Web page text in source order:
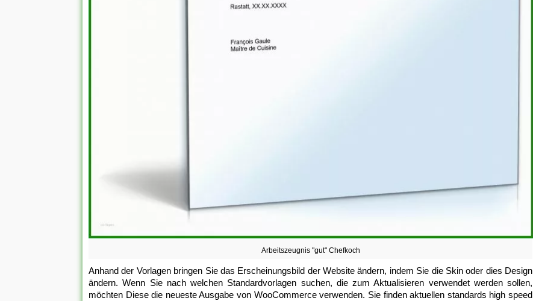
Arbeitszeugnis "gut" Chefkoch
Anhand der Vorlagen bringen Sie das Erscheinungsbild der Website ändern, indem Sie die Skin oder dies Design
ändern. Wenn Sie nach welchen Standardvorlagen suchen, die zum Aktualisieren verwendet werden sollen,
möchten Diese die neueste Ausgabe von WooCommerce verwenden. Sie finden aktuellen standards high speed